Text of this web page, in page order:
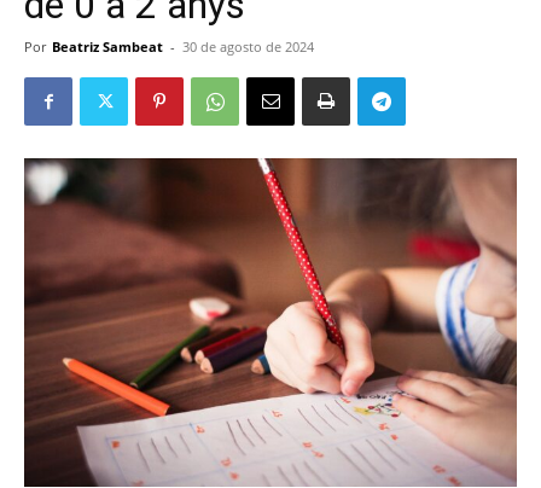
Por Beatriz Sambeat - 30 de agosto de 2024